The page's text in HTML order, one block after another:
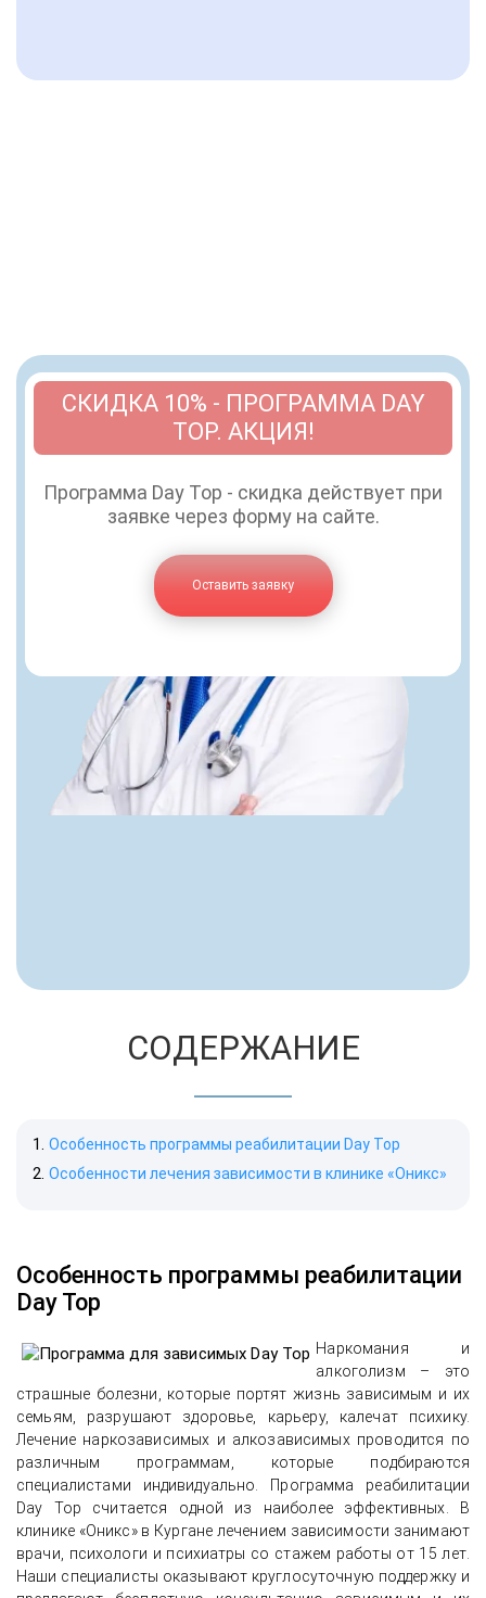
СКИДКА 10% - ПРОГРАММА DAY
TOP. АКЦИЯ!
Программа Day Top - скидка действует при
заявке через форму на сайте.
Оставить заявку
СОДЕРЖАНИЕ
Особенность программы реабилитации Day Top
Особенности лечения зависимости в клинике «Оникс»
Особенность программы реабилитации
Day Top
Наркомания и
алкоголизм – это
страшные болезни, которые портят жизнь зависимым и их
семьям, разрушают здоровье, карьеру, калечат психику.
Лечение наркозависимых и алкозависимых проводится по
различным программам, которые подбираются
специалистами индивидуально. Программа реабилитации
Day Top считается одной из наиболее эффективных. В
клинике «Оникс» в Кургане лечением зависимости занимают
врачи, психологи и психиатры со стажем работы от 15 лет.
Наши специалисты оказывают круглосуточную поддержку и